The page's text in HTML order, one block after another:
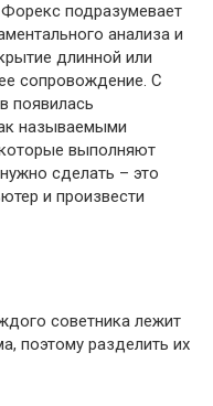
подразумевает
анализа и
длинной или
сопровождение. С
появилась
называемыми
выполняют
сделать – это
и произвести
советника лежит
поэтому разделить их